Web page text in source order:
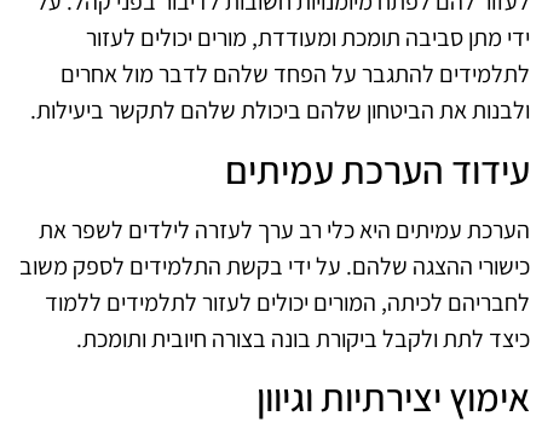
ידי מתן סביבה תומכת ומעודדת, מורים יכולים לעזור
לתלמידים להתגבר על הפחד שלהם לדבר מול אחרים
ולבנות את הביטחון שלהם ביכולת שלהם לתקשר ביעילות.
עידוד הערכת עמיתים
הערכת עמיתים היא כלי רב ערך לעזרה לילדים לשפר את
כישורי ההצגה שלהם. על ידי בקשת התלמידים לספק משוב
לחבריהם לכיתה, המורים יכולים לעזור לתלמידים ללמוד
כיצד לתת ולקבל ביקורת בונה בצורה חיובית ותומכת.
אימוץ יצירתיות וגיוון